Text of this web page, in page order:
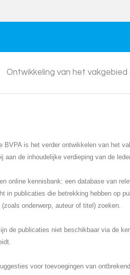
Ontwikkeling van het
BVPA is het verder ontwikkelen van het
aan de inhoudelijke verdieping van de
online kennisbank: een database van
in publicaties die betrekking hebben op
onderwerp, auteur of titel) zoeken.
de publicaties niet beschikbaar via de
voor toevoegingen van